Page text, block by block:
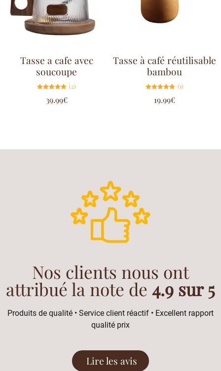
Tasse a cafe avec
soucoupe
5.00
sur 5
(2)
39.99€
Tasse à café réutilisable
bambou
5.00
sur 5
(1)
19.99€
Nos clients nous ont
attribué la note de 4.9 sur 5
Produits de qualité • Service client réactif • Excellent rapport
qualité prix
Lire les avis